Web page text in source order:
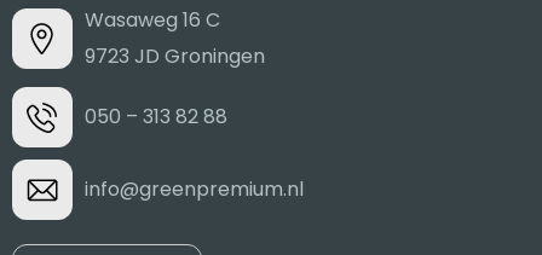
Wasaweg 16 C
9723 JD Groningen
050 – 313 82 88
info@greenpremium.nl